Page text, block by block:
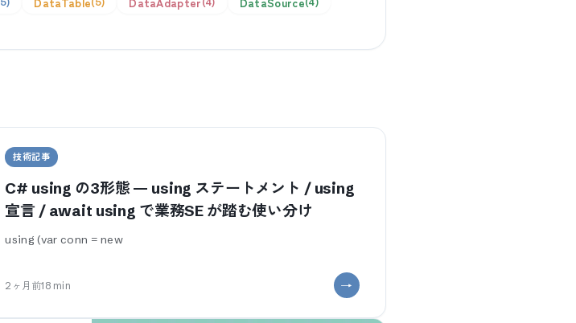
技術記事
C# using の3形態 — using ステートメント / using
宣言 / await using で業務SE が踏む使い分け
using (var conn = new
2ヶ月前18min